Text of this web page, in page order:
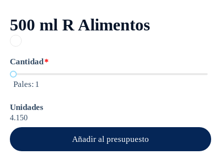
500 ml R Alimentos
Cantidad*
Pales: 1
Unidades
4.150
Añadir al presupuesto